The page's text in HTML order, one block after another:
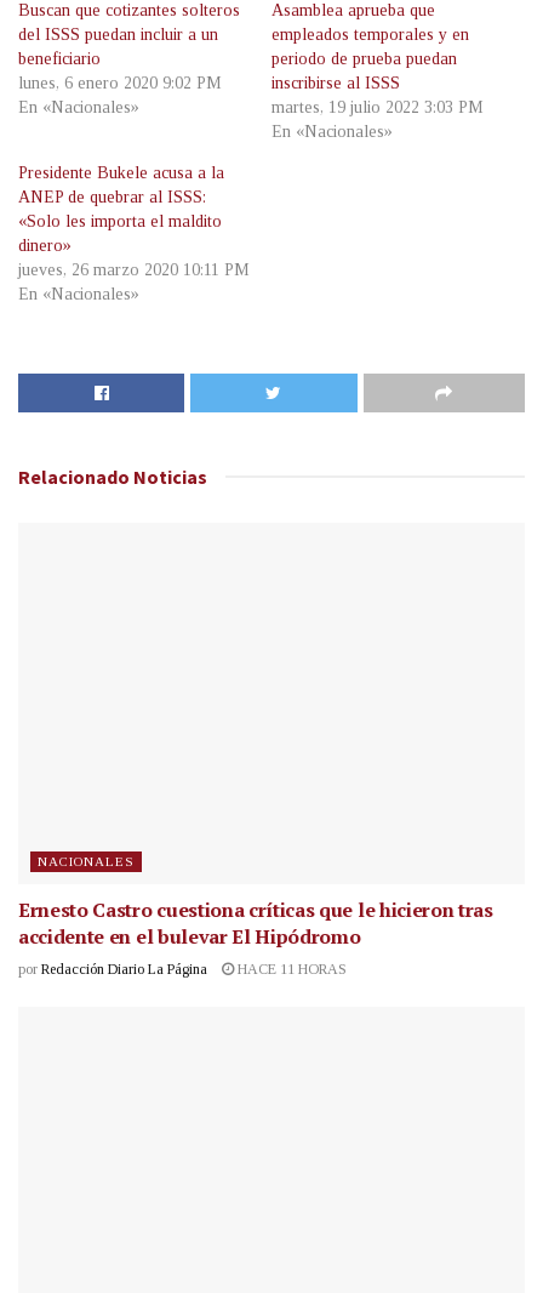
Buscan que cotizantes solteros
del ISSS puedan incluir a un
beneficiario
lunes, 6 enero 2020 9:02 PM
En «Nacionales»
Asamblea aprueba que
empleados temporales y en
periodo de prueba puedan
inscribirse al ISSS
martes, 19 julio 2022 3:03 PM
En «Nacionales»
Presidente Bukele acusa a la
ANEP de quebrar al ISSS:
«Solo les importa el maldito
dinero»
jueves, 26 marzo 2020 10:11 PM
En «Nacionales»
Relacionado Noticias
NACIONALES
Ernesto Castro cuestiona críticas que le hicieron tras
accidente en el bulevar El Hipódromo
por Redacción Diario La Página HACE 11 HORAS